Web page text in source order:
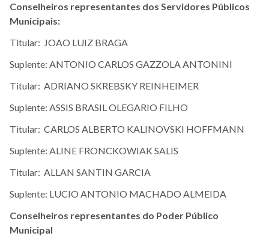
Conselheiros representantes dos Servidores Públicos
Municipais:
Titular: JOAO LUIZ BRAGA
Suplente: ANTONIO CARLOS GAZZOLA ANTONINI
Titular: ADRIANO SKREBSKY REINHEIMER
Suplente: ASSIS BRASIL OLEGARIO FILHO
Titular: CARLOS ALBERTO KALINOVSKI HOFFMANN
Suplente: ALINE FRONCKOWIAK SALIS
Titular: ALLAN SANTIN GARCIA
Suplente: LUCIO ANTONIO MACHADO ALMEIDA
Conselheiros representantes do Poder Público
Municipal